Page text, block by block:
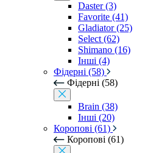
Daster (3)
Favorite (41)
Gladiator (25)
Select (62)
Shimano (16)
Інші (4)
Фідерні (58)
Фідерні (58)
Brain (38)
Інші (20)
Коропові (61)
Коропові (61)